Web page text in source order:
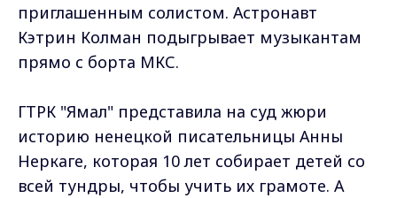
приглашенным солистом. Астронавт
Кэтрин Колман подыгрывает музыкантам
прямо с борта МКС.
ГТРК "Ямал" представила на суд жюри
историю ненецкой писательницы Анны
Неркаге, которая 10 лет собирает детей со
всей тундры, чтобы учить их грамоте. А